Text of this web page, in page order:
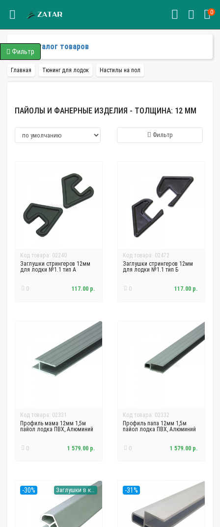
0
Каталог товаров
Главная Тюнинг для лодок Настилы на пол
ПАЙОЛЫ И ФАНЕРНЫЕ ИЗДЕЛИЯ - ТОЛЩИНА: 12 ММ
Фильтр
Код товара: 02240
Заглушки стрингеров 12мм
для лодки №1.1 тип А
0 117.00 р.
Код товара: 02472
Заглушки стрингеров 12мм
для лодки №1.1 тип Б
0 117.00 р.
Код товара: 02331
Профиль мама 12мм 1,5м
пайол лодка ПВХ, Алюминий
0 1 579.00 р.
Код товара: 02332
Профиль папа 12мм 1,5м
пайол лодка ПВХ, Алюминий
0 1 579.00 р.
Заглушки в комплекте
-30% -31%
Фильтр